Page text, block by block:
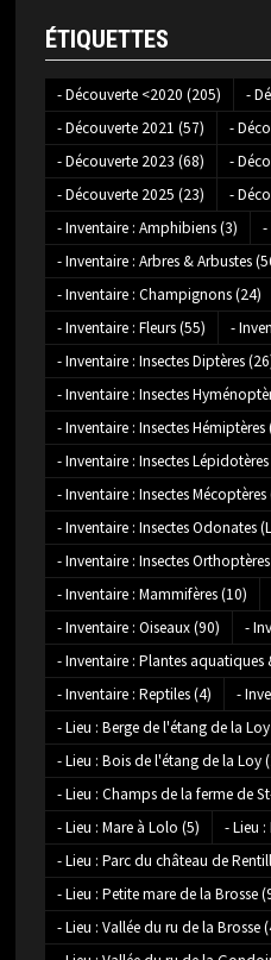
ÉTIQUETTES
- Découverte <2020 (205) -
- Découverte 2021 (57) -
- Découverte 2023 (68) -
- Découverte 2025 (23) -
- Inventaire : Amphibiens(3) -
- Inventaire : Arbres & Arbustes
- Inventaire : Champignons(24)
- Inventaire : Fleurs(55) -
- Inventaire : Insectes Diptères
- Inventaire : Insectes
- Inventaire : Insectes Hémiptères
- Inventaire : Insectes
- Inventaire : Insectes Mécoptères
- Inventaire : Insectes Odonates
- Inventaire : Insectes Orthoptères
- Inventaire : Mammifères(10)
- Inventaire : Oiseaux(90) -
- Inventaire : Plantes aquatiques
- Inventaire : Reptiles(4) -
- Lieu : Berge de l'étang de la Loy
- Lieu : Bois de l'étang de la Loy
- Lieu : Champs de la ferme de
- Lieu : Mare à Lolo (5) - Lieu :
- Lieu : Parc du château de
- Lieu : Petite mare de la Brosse
- Lieu : Vallée du ru de la Brosse